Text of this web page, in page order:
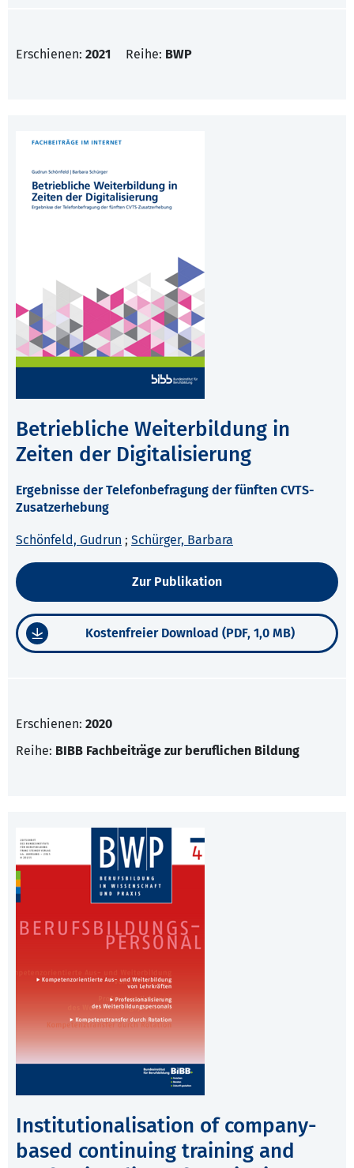
Erschienen: 2021 Reihe: BWP
Betriebliche Weiterbildung in
Zeiten der Digitalisierung
Ergebnisse der Telefonbefragung der fünften CVTS-
Zusatzerhebung
Schönfeld, Gudrun ; Schürger, Barbara
Zur Publikation
Kostenfreier Download (PDF, 1,0 MB)
Erschienen: 2020
Reihe: BIBB Fachbeiträge zur beruflichen Bildung
Institutionalisation of company-
based continuing training and